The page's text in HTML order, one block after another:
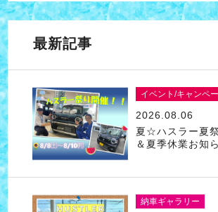
最新記事
イベント/キャンペ
2026.08.06
夏☆ハスラー夏
＆夏季休業お知
納車ギャラリー